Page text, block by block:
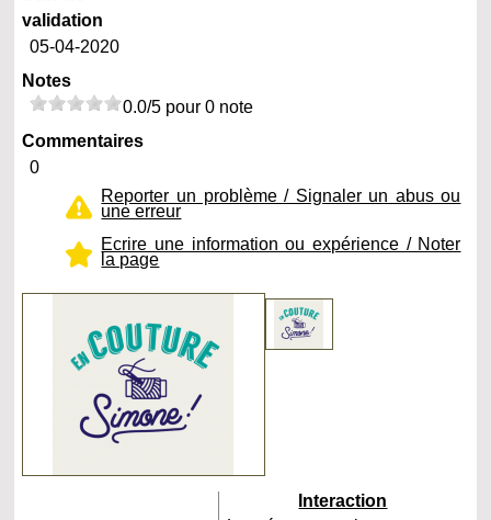
validation
05-04-2020
Notes
0.0/5 pour 0 note
Commentaires
0
Reporter un problème / Signaler un abus ou
une erreur
Ecrire une information ou expérience / Noter
la page
Interaction